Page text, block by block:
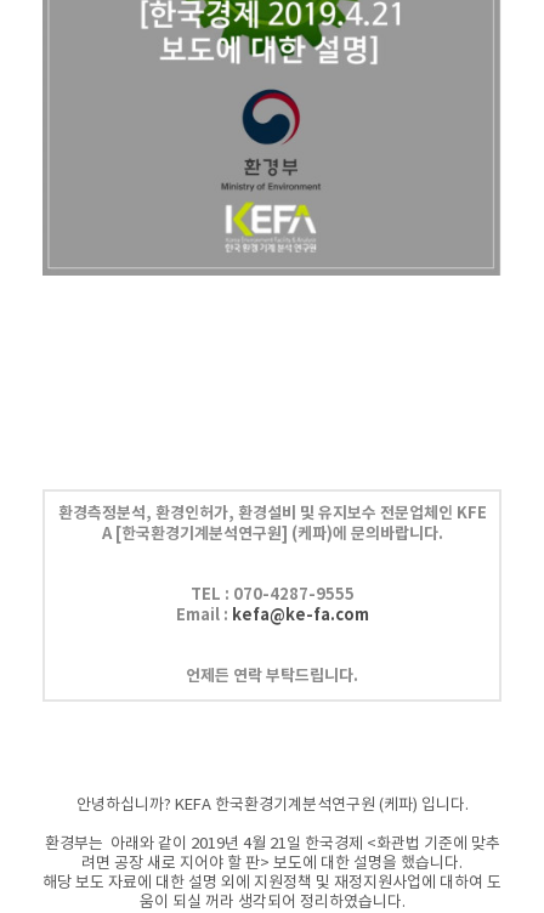
환경측정분석, 환경인허가, 환경설비 및 유지보수 전문업체인 KFE
A [한국환경기계분석연구원] (케파)에 문의바랍니다.
TEL : 070-4287-9555
Email : kefa@ke-fa.com
언제든 연락 부탁드립니다.
안녕하십니까? KEFA 한국환경기계분석연구원 (케파) 입니다.
환경부는 아래와 같이 2019년 4월 21일 한국경제 <화관법 기준에 맞추
려면 공장 새로 지어야 할 판> 보도에 대한 설명을 했습니다.
해당 보도 자료에 대한 설명 외에 지원정책 및 재정지원사업에 대하여 도
움이 되실 꺼라 생각되어 정리하였습니다.